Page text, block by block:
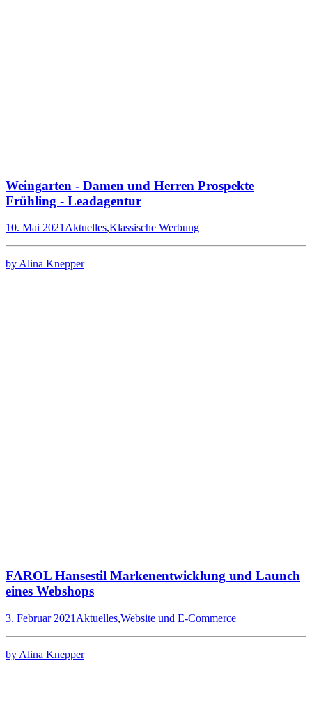
Weingarten - Damen und Herren Prospekte
Frühling - Leadagentur
10. Mai 2021 Aktuelles,Klassische Werbung
by Alina Knepper
FAROL Hansestil Markenentwicklung und Launch
eines Webshops
3. Februar 2021 Aktuelles,Website und E-Commerce
by Alina Knepper